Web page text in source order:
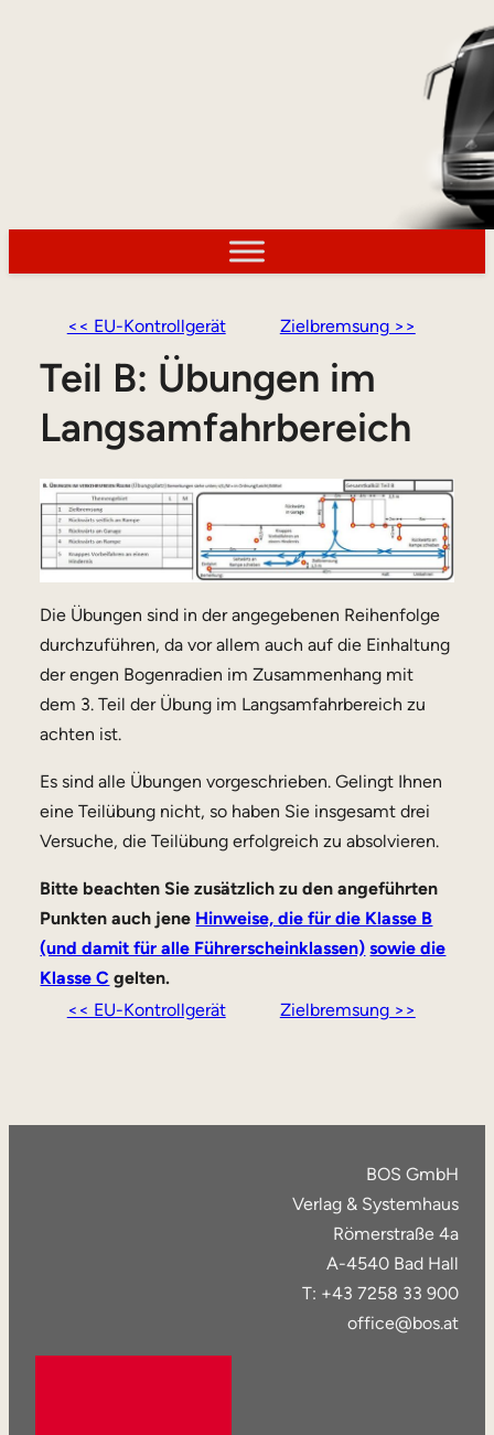
<< EU-Kontrollgerät Zielbremsung >>
Teil B: Übungen im
Langsamfahrbereich
Die Übungen sind in der angegebenen Reihenfolge
durchzuführen, da vor allem auch auf die Einhaltung
der engen Bogenradien im Zusammenhang mit
dem 3. Teil der Übung im Langsamfahrbereich zu
achten ist.
Es sind alle Übungen vorgeschrieben. Gelingt Ihnen
eine Teilübung nicht, so haben Sie insgesamt drei
Versuche, die Teilübung erfolgreich zu absolvieren.
Bitte beachten Sie zusätzlich zu den angeführten
Punkten auch jene Hinweise, die für die Klasse B
(und damit für alle Führerscheinklassen) sowie die
Klasse C gelten.
<< EU-Kontrollgerät
Zielbremsung >>
BOS GmbH
Verlag & Systemhaus
Römerstraße 4a
A-4540 Bad Hall
T: +43 7258 33 900
office@bos.at